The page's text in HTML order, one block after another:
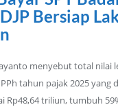
Bersiap
menyebut total nilai
PPh tahun pajak 2025 yang
Rp48,64 triliun, tumbuh